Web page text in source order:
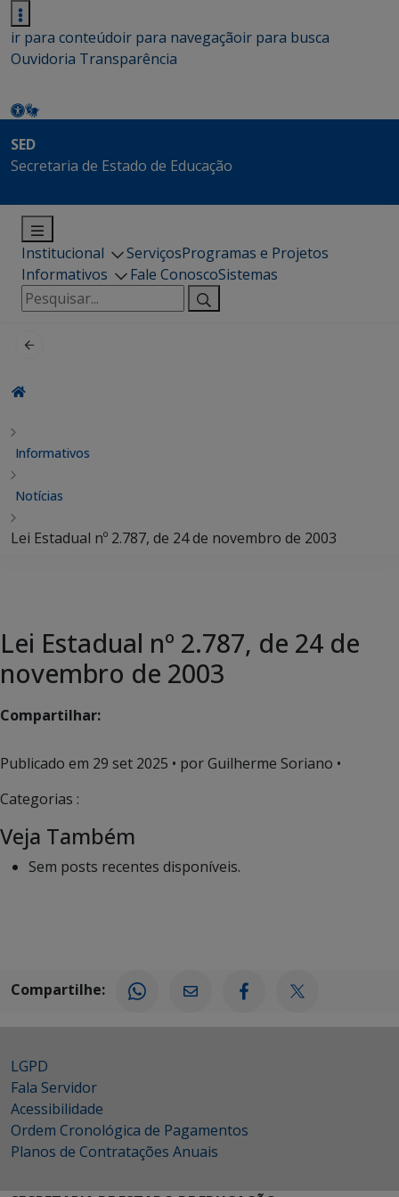
ir para conteúdoir para navegaçãoir para busca
Ouvidoria Transparência
SED
Secretaria de Estado de Educação
Institucional ServiçosProgramas e Projetos
Informativos
Fale ConoscoSistemas
Pesquisar
por:
Informativos
Notícias
Lei Estadual nº 2.787, de 24 de novembro de 2003
Lei Estadual nº 2.787, de 24 de
novembro de 2003
Compartilhar:
Publicado em 29 set 2025 • por Guilherme Soriano •
Categorias :
Veja Também
Sem posts recentes disponíveis.
Compartilhe:
LGPD
Fala Servidor
Acessibilidade
Ordem Cronológica de Pagamentos
Planos de Contratações Anuais